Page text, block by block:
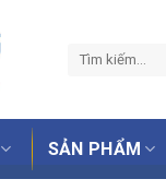
SẢN PHẨM